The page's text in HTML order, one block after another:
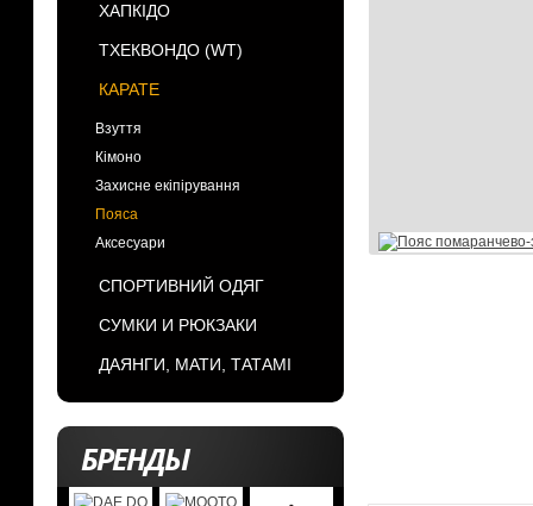
ХАПКІДО
ТХЕКВОНДО (WT)
КАРАТЕ
Взуття
Кімоно
Захисне екіпірування
Пояса
Аксесуари
СПОРТИВНИЙ ОДЯГ
СУМКИ И РЮКЗАКИ
ДАЯНГИ, МАТИ, ТАТАМІ
БРЕНДЫ